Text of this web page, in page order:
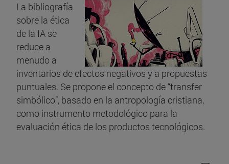
La bibliografía
sobre la ética
de la IA se
reduce a
menudo a
inventarios de efectos negativos y a propuestas
puntuales. Se propone el concepto de “transfer
simbólico”, basado en la antropología cristiana,
como instrumento metodológico para la
evaluación ética de los productos tecnológicos.